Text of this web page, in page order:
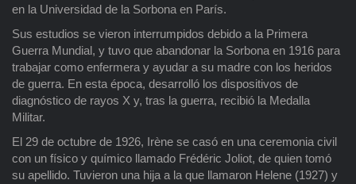
en la Universidad de la Sorbona en París.
Sus estudios se vieron interrumpidos debido a la Primera
Guerra Mundial, y tuvo que abandonar la Sorbona en 1916 para
trabajar como enfermera y ayudar a su madre con los heridos
de guerra. En esta época, desarrolló los dispositivos de
diagnóstico de rayos X y, tras la guerra, recibió la Medalla
Militar.
El 29 de octubre de 1926, Irène se casó en una ceremonia civil
con un físico y químico llamado Frédéric Joliot, de quien tomó
su apellido. Tuvieron una hija a la que llamaron Helene (1927) y